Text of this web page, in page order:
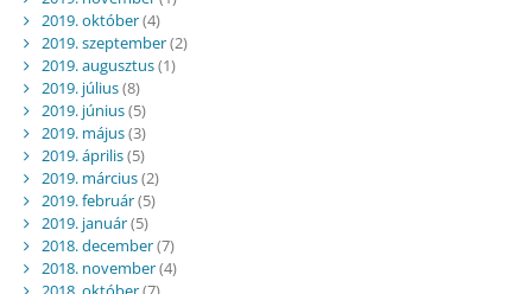
2019. október(4)
2019. szeptember(2)
2019. augusztus(1)
2019. július(8)
2019. június(5)
2019. május(3)
2019. április(5)
2019. március(2)
2019. február(5)
2019. január(5)
2018. december(7)
2018. november(4)